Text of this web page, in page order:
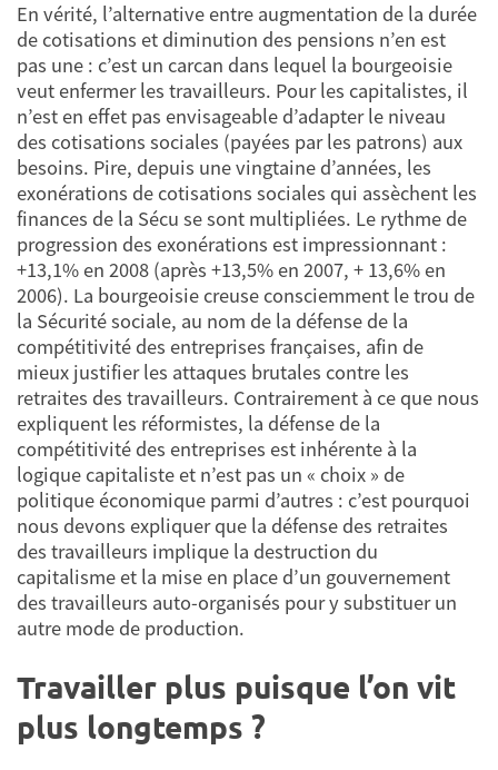
En vérité, l’alternative entre augmentation de la durée
de cotisations et diminution des pensions n’en est
pas une : c’est un carcan dans lequel la bourgeoisie
veut enfermer les travailleurs. Pour les capitalistes, il
n’est en effet pas envisageable d’adapter le niveau
des cotisations sociales (payées par les patrons) aux
besoins. Pire, depuis une vingtaine d’années, les
exonérations de cotisations sociales qui assèchent les
finances de la Sécu se sont multipliées. Le rythme de
progression des exonérations est impressionnant :
+13,1% en 2008 (après +13,5% en 2007, + 13,6% en
2006). La bourgeoisie creuse consciemment le trou de
la Sécurité sociale, au nom de la défense de la
compétitivité des entreprises françaises, afin de
mieux justifier les attaques brutales contre les
retraites des travailleurs. Contrairement à ce que nous
expliquent les réformistes, la défense de la
compétitivité des entreprises est inhérente à la
logique capitaliste et n’est pas un « choix » de
politique économique parmi d’autres : c’est pourquoi
nous devons expliquer que la défense des retraites
des travailleurs implique la destruction du
capitalisme et la mise en place d’un gouvernement
des travailleurs auto-organisés pour y substituer un
autre mode de production.
Travailler plus puisque l’on vit
plus longtemps ?